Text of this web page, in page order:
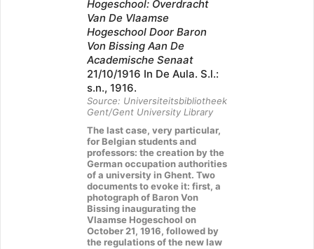
Hogeschool: Overdracht
Van De Vlaamse
Hogeschool Door Baron
Von Bissing Aan De
Academische Senaat
21/10/1916 In De Aula. S.l.:
s.n., 1916.
Source: Universiteitsbibliotheek
Gent/Gent University Library
The last case, very particular,
for Belgian students and
professors: the creation by the
German occupation authorities
of a university in Ghent. Two
documents to evoke it: first, a
photograph of Baron Von
Bissing inaugurating the
Vlaamse Hogeschool on
October 21, 1916, followed by
the regulations of the new law